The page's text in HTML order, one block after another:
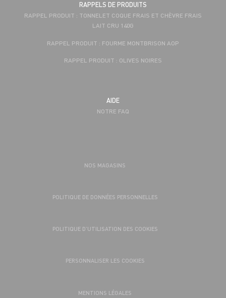
RAPPELS DE PRODUITS
RAPPEL PRODUIT : TONNELET COQUE FRAIS ET CHÈVRE FRAIS
LAIT CRU 140G
RAPPEL PRODUIT : FOURME MONTBRISON AOP
RAPPEL PRODUIT : OLIVES NOIRES
AIDE
NOTRE FAQ
NOS MAGASINS
POLITIQUE DE DONNÉES PERSONNELLES
POLITIQUE D’UTILISATION DES COOKIES
PERSONNALISER LES COOKIES
MENTIONS LÉGALES